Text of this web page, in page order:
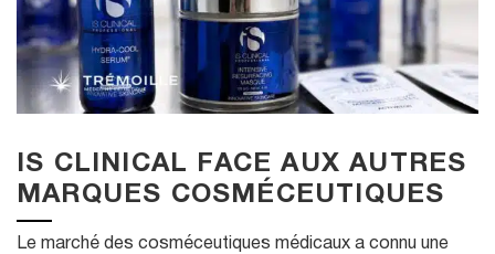
IS CLINICAL FACE AUX AUTRES
MARQUES COSMÉCEUTIQUES
Le marché des cosméceutiques médicaux a connu une